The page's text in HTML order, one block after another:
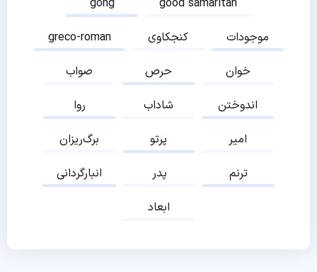
gong
good samaritan
greco-roman
کنجکاوی
موجودات
صواب
حرص
خوان
روا
شاداب
اندوختن
برگ‌ریزان
پرتو
امیر
انبارگردانی
پدر
ترنم
ابعاد